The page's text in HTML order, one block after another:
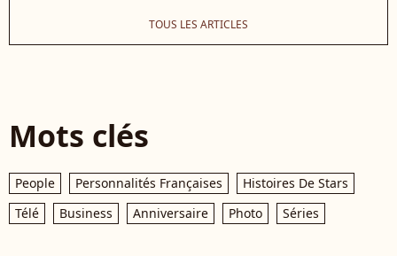
TOUS LES ARTICLES
Mots clés
People Personnalités Françaises
Histoires De Stars
Télé
Business Anniversaire Photo Séries